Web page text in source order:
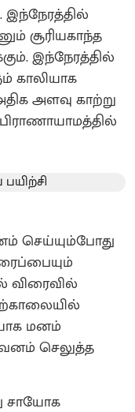
இந்நேரத்தில்
சூரியகாந்த
இந்நேரத்தில்
காலியாக
அளவு காற்று
பிராணாயாமத்தில்
செய்யும்போது
விரைவில்
மனம்
செலுத்த
சாயோக